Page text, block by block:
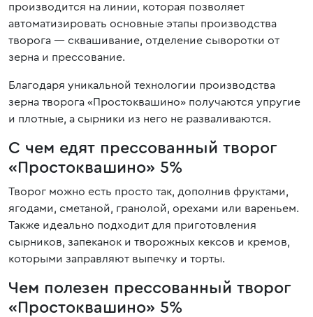
производится на линии, которая позволяет
автоматизировать основные этапы производства
творога — сквашивание, отделение сыворотки от
зерна и прессование.
Благодаря уникальной технологии производства
зерна творога «Простоквашино» получаются упругие
и плотные, а сырники из него не разваливаются.
С чем едят прессованный творог
«Простоквашино» 5%
Творог можно есть просто так, дополнив фруктами,
ягодами, сметаной, гранолой, орехами или вареньем.
Также идеально подходит для приготовления
сырников, запеканок и творожных кексов и кремов,
которыми заправляют выпечку и торты.
Чем полезен прессованный творог
«Простоквашино» 5%